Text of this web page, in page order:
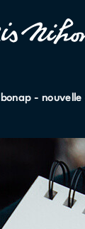
bonap -